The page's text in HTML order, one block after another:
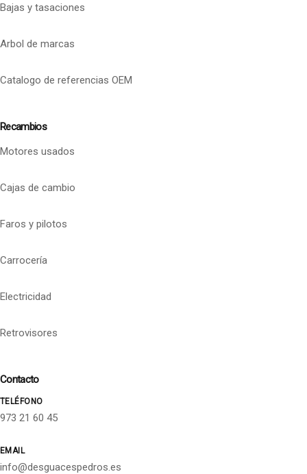
Bajas y tasaciones
Arbol de marcas
Catalogo de referencias OEM
Recambios
Motores usados
Cajas de cambio
Faros y pilotos
Carrocería
Electricidad
Retrovisores
Contacto
TELÉFONO
973 21 60 45
EMAIL
info@desguacespedros.es